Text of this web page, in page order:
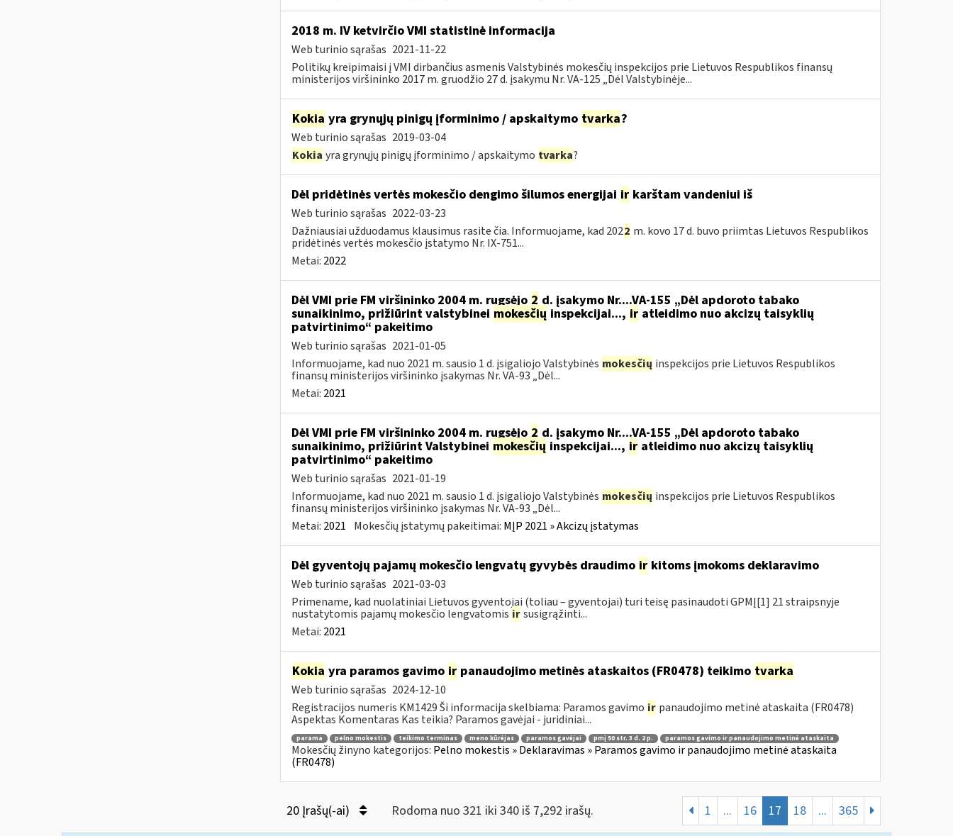
2018 m. IV ketvirčio VMI statistinė informacija
Web turinio sąrašas 2021-11-22
Politikų kreipimaisi į VMI dirbančius asmenis Valstybinės mokesčių inspekcijos prie Lietuvos Respublikos finansų
ministerijos viršininko 2017 m. gruodžio 27 d. įsakymu Nr. VA-125 „Dėl Valstybinėje...
Kokia yra grynųjų pinigų įforminimo / apskaitymo tvarka?
Web turinio sąrašas 2019-03-04
Kokia yra grynųjų pinigų įforminimo / apskaitymo tvarka?
Dėl pridėtinės vertės mokesčio dengimo šilumos energijai irkarštam vandeniui iš
Web turinio sąrašas 2022-03-23
Dažniausiai užduodamus klausimus rasite čia. Informuojame, kad 2022 m. kovo 17 d. buvo priimtas Lietuvos Respublikos
pridėtinės vertės mokesčio įstatymo Nr. IX-751...
Metai: 2022
Dėl VMI prie FM viršininko 2004 m. rugsėjo2d. įsakymo Nr....VA-155 „Dėl apdoroto tabako
sunaikinimo, prižiūrint valstybinei mokesčių inspekcijai..., iratleidimo nuo akcizų taisyklių
patvirtinimo“ pakeitimo
Web turinio sąrašas 2021-01-05
Informuojame, kad nuo 2021 m. sausio 1 d. įsigaliojo Valstybinės mokesčių inspekcijos prie Lietuvos Respublikos
finansų ministerijos viršininko įsakymas Nr. VA-93 „Dėl...
Metai: 2021
Dėl VMI prie FM viršininko 2004 m. rugsėjo2d. įsakymo Nr....VA-155 „Dėl apdoroto tabako
sunaikinimo, prižiūrint Valstybinei mokesčių inspekcijai..., iratleidimo nuo akcizų taisyklių
patvirtinimo“ pakeitimo
Web turinio sąrašas 2021-01-19
Informuojame, kad nuo 2021 m. sausio 1 d. įsigaliojo Valstybinės mokesčių inspekcijos prie Lietuvos Respublikos
finansų ministerijos viršininko įsakymas Nr. VA-93 „Dėl...
Metai: 2021 Mokesčių įstatymų pakeitimai: MĮP 2021 » Akcizų įstatymas
Dėl gyventojų pajamų mokesčio lengvatų gyvybės draudimo irkitoms įmokoms deklaravimo
Web turinio sąrašas 2021-03-03
Primename, kad nuolatiniai Lietuvos gyventojai (toliau – gyventojai) turi teisę pasinaudoti GPMĮ[1] 21 straipsnyje
nustatytomis pajamų mokesčio lengvatomis ir susigrąžinti...
Metai: 2021
Kokia yra paramos gavimo irpanaudojimo metinės ataskaitos (FR0478) teikimo tvarka
Web turinio sąrašas 2024-12-10
Registracijos numeris KM1429 Ši informacija skelbiama: Paramos gavimo ir panaudojimo metinė ataskaita (FR0478)
Aspektas Komentaras Kas teikia? Paramos gavėjai - juridiniai...
parama pelno mokestis teikimo terminas meno kūrėjas paramos gavėjai pmį 50 str. 3 d. 2 p. paramos gavimo ir panaudojimo metinė ataskaita
Mokesčių žinyno kategorijos: Pelno mokestis » Deklaravimas » Paramos gavimo ir panaudojimo metinė ataskaita
(FR0478)
20 Įrašų(-ai) Rodoma nuo 321 iki 340 iš 7,292 irašų. 1 ... 16 17 18 ... 365